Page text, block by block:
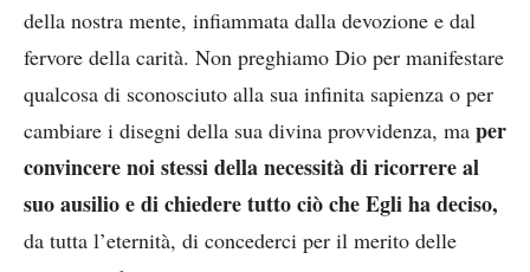
della nostra mente, infiammata dalla devozione e dal
fervore della carità. Non preghiamo Dio per manifestare
qualcosa di sconosciuto alla sua infinita sapienza o per
cambiare i disegni della sua divina provvidenza, ma per
convincere noi stessi della necessità di ricorrere al
suo ausilio e di chiedere tutto ciò che Egli ha deciso,
da tutta l’eternità, di concederci per il merito delle